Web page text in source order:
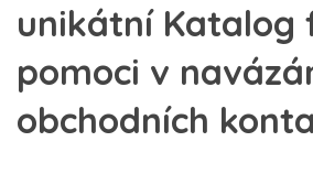
unikátní Katalog
pomoci v
obchodních